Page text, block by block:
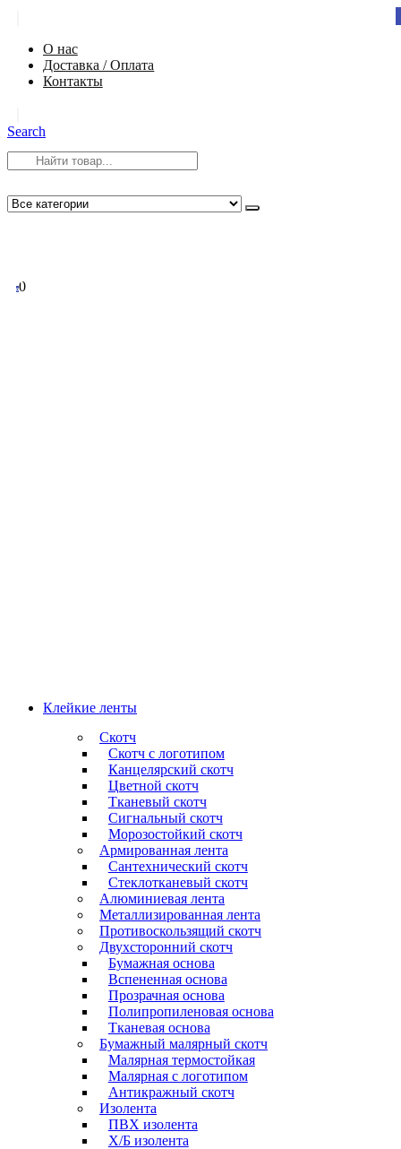
О нас
Доставка / Оплата
Контакты
Search
00
Клейкие ленты
Скотч
Скотч с логотипом
Канцелярский скотч
Цветной скотч
Тканевый скотч
Сигнальный скотч
Морозостойкий скотч
Армированная лента
Сантехнический скотч
Стеклотканевый скотч
Алюминиевая лента
Металлизированная лента
Противоскользящий скотч
Двухсторонний скотч
Бумажная основа
Вспененная основа
Прозрачная основа
Полипропиленовая основа
Тканевая основа
Бумажный малярный скотч
Малярная термостойкая
Малярная с логотипом
Антикражный скотч
Изолента
ПВХ изолента
Х/Б изолента